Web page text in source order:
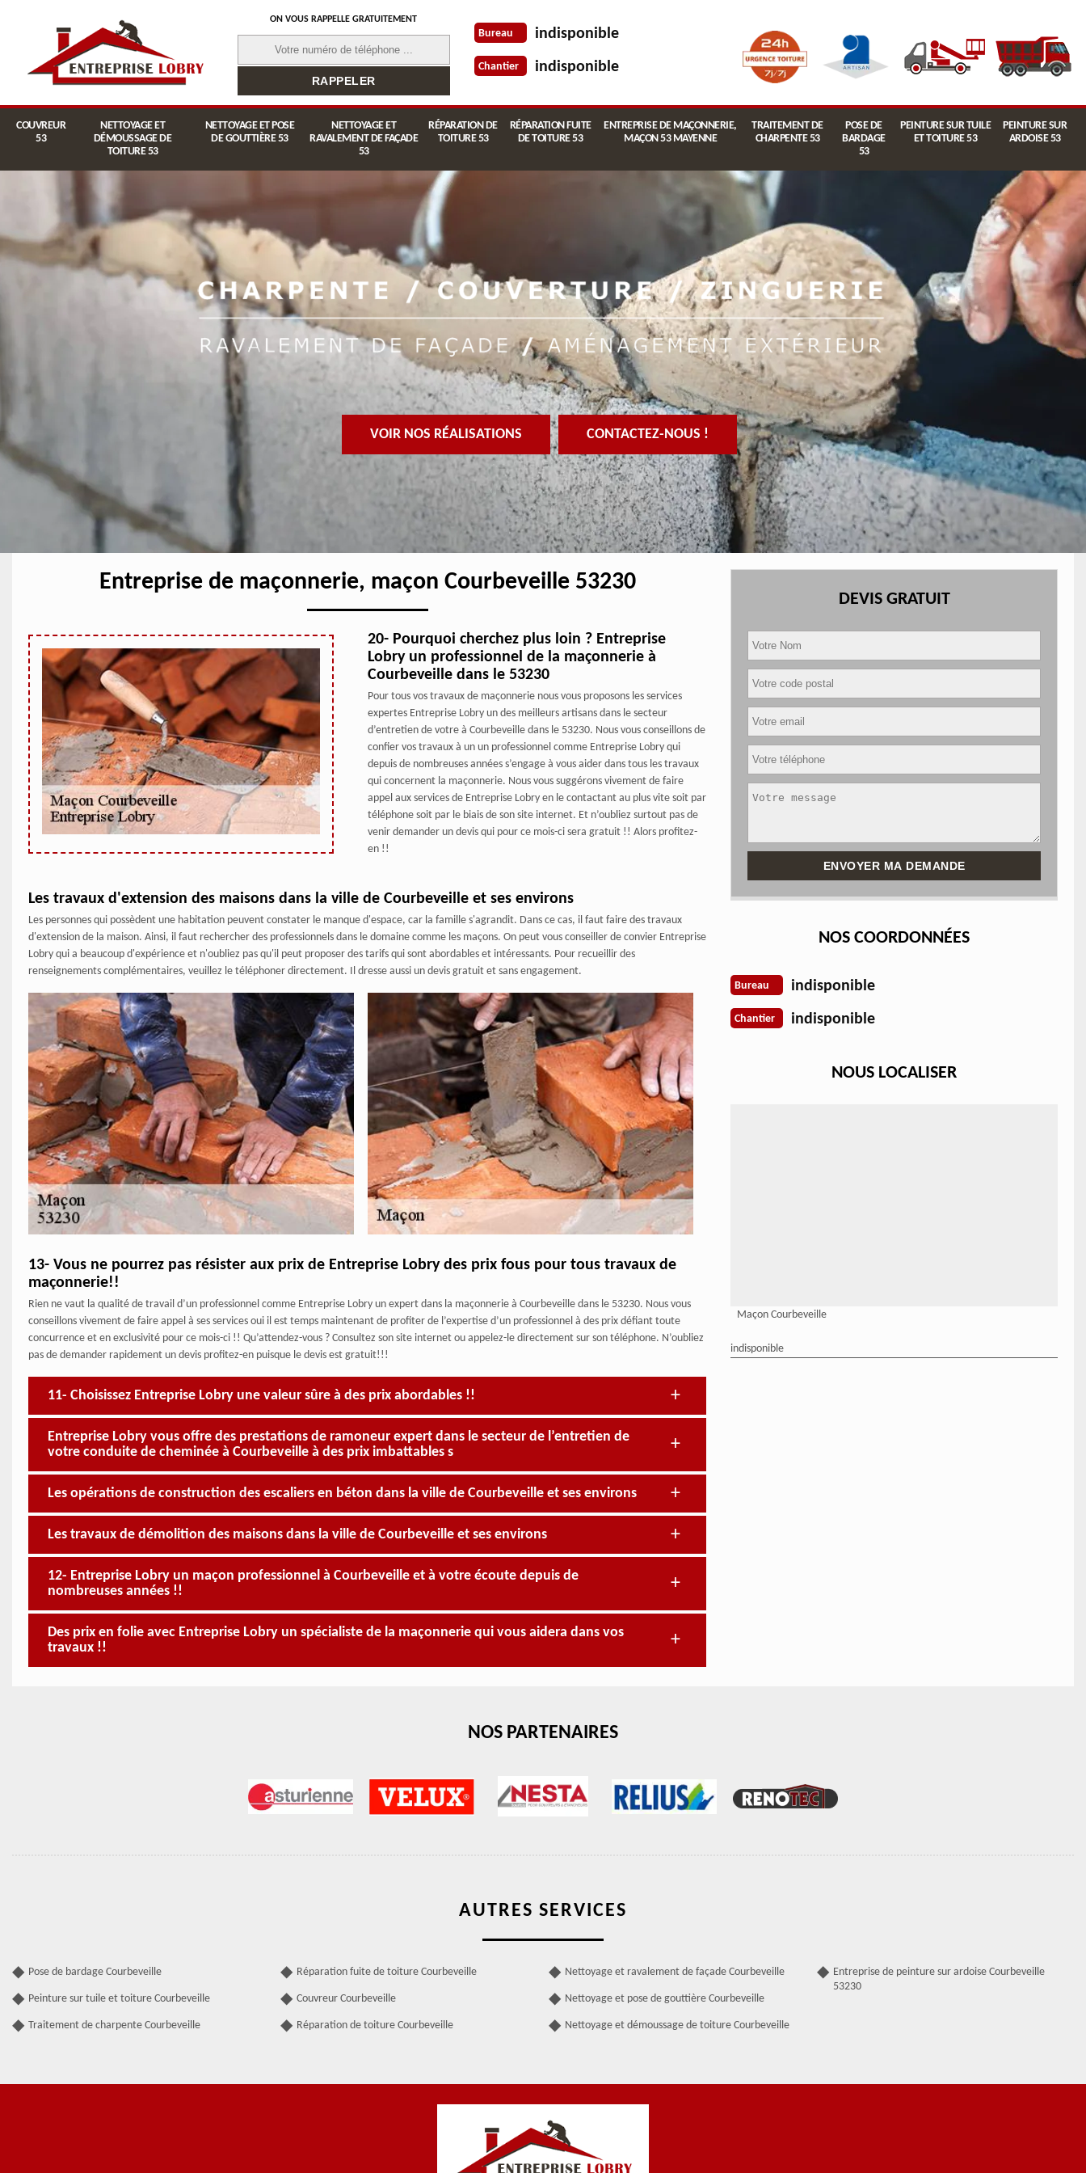
ON VOUS RAPPELLE GRATUITEMENT
Bureau indisponible
Chantier indisponible
COUVREUR
53
NETTOYAGE ET
DÉMOUSSAGE DE
TOITURE 53
NETTOYAGE ET POSE
DE GOUTTIÈRE 53
NETTOYAGE ET
RAVALEMENT DE FAÇADE
53
RÉPARATION DE
TOITURE 53
RÉPARATION FUITE
DE TOITURE 53
ENTREPRISE DE MAÇONNERIE,
MAÇON 53 MAYENNE
TRAITEMENT DE
CHARPENTE 53
POSE DE
BARDAGE
53
PEINTURE SUR TUILE
ET TOITURE 53
PEINTURE SUR
ARDOISE 53
VOIR NOS RÉALISATIONS CONTACTEZ-NOUS !
Entreprise de maçonnerie, maçon Courbeveille 53230
20- Pourquoi cherchez plus loin ? Entreprise
Lobry un professionnel de la maçonnerie à
Courbeveille dans le 53230
Pour tous vos travaux de maçonnerie nous vous proposons les services
expertes Entreprise Lobry un des meilleurs artisans dans le secteur
d’entretien de votre à Courbeveille dans le 53230. Nous vous conseillons de
confier vos travaux à un un professionnel comme Entreprise Lobry qui
depuis de nombreuses années s’engage à vous aider dans tous les travaux
qui concernent la maçonnerie. Nous vous suggérons vivement de faire
appel aux services de Entreprise Lobry en le contactant au plus vite soit par
téléphone soit par le biais de son site internet. Et n’oubliez surtout pas de
venir demander un devis qui pour ce mois-ci sera gratuit !! Alors profitez-
en !!
Les travaux d'extension des maisons dans la ville de Courbeveille et ses environs
Les personnes qui possèdent une habitation peuvent constater le manque d'espace, car la famille s'agrandit. Dans ce cas, il faut faire des travaux
d'extension de la maison. Ainsi, il faut rechercher des professionnels dans le domaine comme les maçons. On peut vous conseiller de convier Entreprise
Lobry qui a beaucoup d'expérience et n'oubliez pas qu'il peut proposer des tarifs qui sont abordables et intéressants. Pour recueillir des
renseignements complémentaires, veuillez le téléphoner directement. Il dresse aussi un devis gratuit et sans engagement.
13- Vous ne pourrez pas résister aux prix de Entreprise Lobry des prix fous pour tous travaux de
maçonnerie!!
Rien ne vaut la qualité de travail d’un professionnel comme Entreprise Lobry un expert dans la maçonnerie à Courbeveille dans le 53230. Nous vous
conseillons vivement de faire appel à ses services oui il est temps maintenant de profiter de l’expertise d’un professionnel à des prix défiant toute
concurrence et en exclusivité pour ce mois-ci !! Qu’attendez-vous ? Consultez son site internet ou appelez-le directement sur son téléphone. N’oubliez
pas de demander rapidement un devis profitez-en puisque le devis est gratuit!!!
11- Choisissez Entreprise Lobry une valeur sûre à des prix abordables !!
Entreprise Lobry vous offre des prestations de ramoneur expert dans le secteur de l’entretien de
votre conduite de cheminée à Courbeveille à des prix imbattables s
Les opérations de construction des escaliers en béton dans la ville de Courbeveille et ses environs
Les travaux de démolition des maisons dans la ville de Courbeveille et ses environs
12- Entreprise Lobry un maçon professionnel à Courbeveille et à votre écoute depuis de
nombreuses années !!
Des prix en folie avec Entreprise Lobry un spécialiste de la maçonnerie qui vous aidera dans vos
travaux !!
DEVIS GRATUIT
NOS COORDONNÉES
Bureau indisponible
Chantier indisponible
NOUS LOCALISER
Maçon Courbeveille
indisponible
NOS PARTENAIRES
AUTRES SERVICES
Pose de bardage Courbeveille
Peinture sur tuile et toiture Courbeveille
Traitement de charpente Courbeveille
Réparation fuite de toiture Courbeveille
Couvreur Courbeveille
Réparation de toiture Courbeveille
Nettoyage et ravalement de façade Courbeveille
Nettoyage et pose de gouttière Courbeveille
Nettoyage et démoussage de toiture Courbeveille
Entreprise de peinture sur ardoise Courbeveille
53230